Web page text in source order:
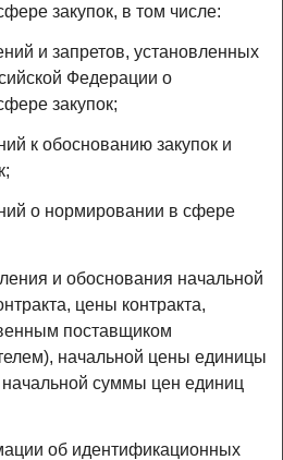
закупок, в том числе:
и запретов, установленных
Федерации о
закупок;
к обоснованию закупок и
о нормировании в сфере
и обоснования начальной
цены контракта,
поставщиком
начальной цены единицы
начальной суммы цен единиц
об идентификационных